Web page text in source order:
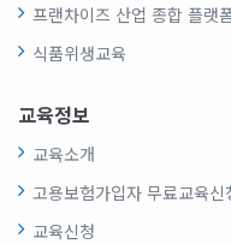
프랜차이즈 산업 종합 플랫
식품위생교육
교육정보
교육소개
고용보험가입자 무료교육신
교육신청